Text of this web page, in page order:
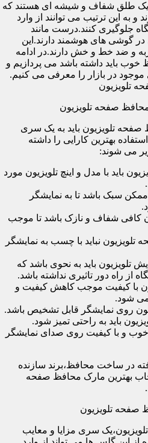
یک طلق شفاف و شیشه ای هستند که
به این ترتیب می توانند از وارد
جلوگیری کنند.درست مانند
گوشی های هوشمند دارند.این
و ضد خط و خش دارند.در ادامه
خوب باید داشته باشد می پردازیم و
در بازار را معرفی می کنیم.
تلویزیون
صفحه تلویزیون
صفحه تلویزیون باید به یک سری
بهترین کارایی را داشته
می شوند:
باید با مدل و اینچ تلویزیون مورد
ممکن سبک باشد تا به نمایشگر
کافی شفاف و نازک باشد تا موجب
نباید با چسب به نمایشگر
تلویزیون باید به نحوی باشد که
از راه دور تاثیری نداشته باشد.
با کیفیت موجب کاهش کیفیت و
شود.
روی نمایشگر قابل تشخیص باشد.
باید به راحتی تمیز شود.
و با کیفیت روی صدای نمایشگر
در ساخت محافظ،برند سازنده
بهترین مارک محافظ صفحه
صفحه تلویزیون
سری مزایا و معایب